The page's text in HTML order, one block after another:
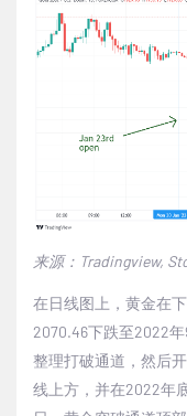
来源： Tradingview,
在日线图上，黄金在
2070.46下跌至2022年
整理打破通道，然后
线上方，并在2022年